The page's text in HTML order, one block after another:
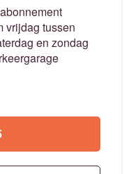
vrijdag tussen
en zondag